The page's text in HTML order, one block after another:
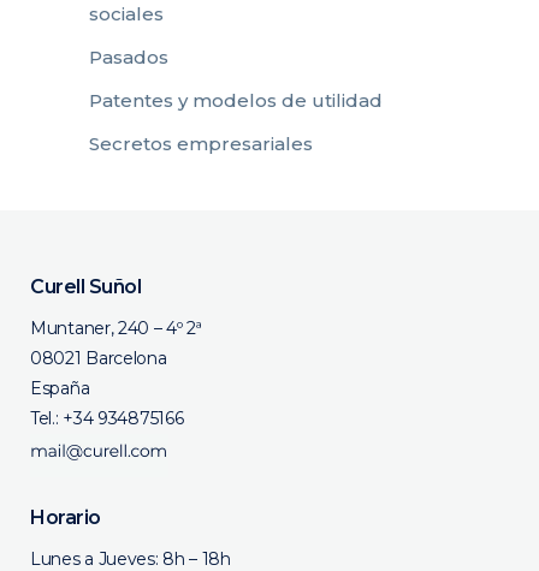
sociales
Pasados
Patentes y modelos de utilidad
Secretos empresariales
Curell Suñol
Muntaner, 240 – 4º 2ª
08021 Barcelona
España
Tel.: +34 934875166
Horario
Lunes a Jueves: 8h – 18h